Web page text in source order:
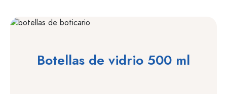
Botellas de vidrio 500 ml